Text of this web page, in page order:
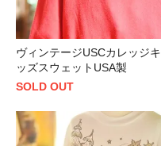
ヴィンテージUSCカレッジキ
ッズスウェットUSA製
SOLD OUT